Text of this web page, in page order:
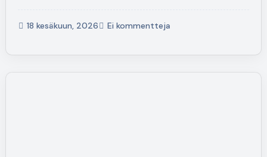
18 kesäkuun, 2026 Ei kommentteja